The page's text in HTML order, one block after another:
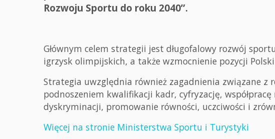
Rozwoju Sportu do roku 2040”.
Głównym celem strategii jest długofalowy rozwój
igrzysk olimpijskich, a także wzmocnienie pozycji
Strategia uwzględnia również zagadnienia związane
podnoszeniem kwalifikacji kadr, cyfryzację,
dyskryminacji, promowanie równości, uczciwości i
Więcej na stronie Ministerstwa Sportu i Turystyki